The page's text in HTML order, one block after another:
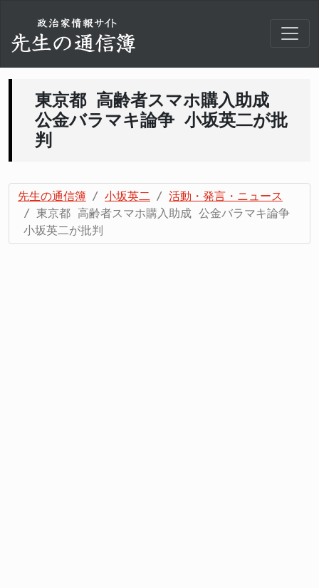
東京都 高齢者スマホ購入助成
公金バラマキ論争 小坂英二が批
判
先生の通信簿 小坂英二
活動・発言・ニュース
東京都 高齢者スマホ購入助成 公金バラマキ論争
小坂英二が批判